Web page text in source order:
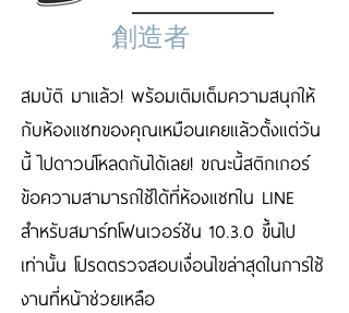
創造者
สมบัติ มาแล้ว! พร้อมเติมเต็มความสนุกให้
กับห้องแชทของคุณเหมือนเคยแล้วตั้งแต่วัน
นี้ ไปดาวน์โหลดกันได้เลย! ขณะนี้สติกเกอร์
ข้อความสามารถใช้ได้ที่ห้องแชทใน LINE
สำหรับสมาร์ทโฟนเวอร์ชัน 10.3.0 ขึ้นไป
เท่านั้น โปรดตรวจสอบเงื่อนไขล่าสุดในการใช้
งานที่หน้าช่วยเหลือ